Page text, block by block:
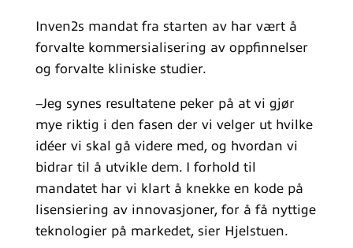
Inven2s mandat fra starten av har vært å
forvalte kommersialisering av oppfinnelser
og forvalte kliniske studier.
–Jeg synes resultatene peker på at vi gjør
mye riktig i den fasen der vi velger ut hvilke
idéer vi skal gå videre med, og hvordan vi
bidrar til å utvikle dem. I forhold til
mandatet har vi klart å knekke en kode på
lisensiering av innovasjoner, for å få nyttige
teknologier på markedet, sier Hjelstuen.